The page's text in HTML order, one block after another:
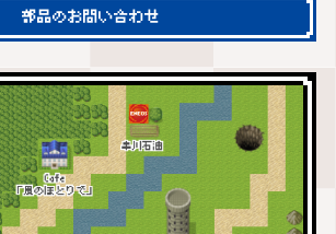
部品のお問い合わせ